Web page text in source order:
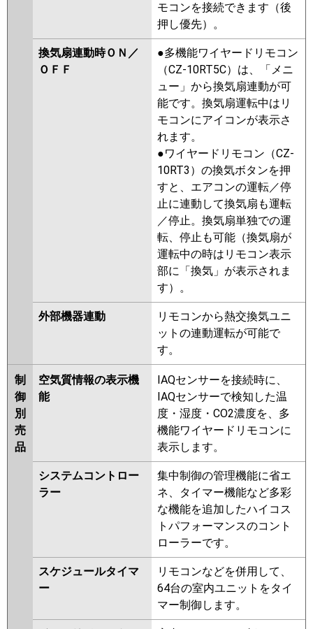
モコンを接続できます（後
押し優先）。
換気扇連動時ＯＮ／
ＯＦＦ
●多機能ワイヤードリモコン
（CZ-10RT5C）は、「メニ
ュー」から換気扇連動が可
能です。換気扇運転中はリ
モコンにアイコンが表示さ
れます。
●ワイヤードリモコン（CZ-
10RT3）の換気ボタンを押
すと、エアコンの運転／停
止に連動して換気扇も運転
／停止。換気扇単独での運
転、停止も可能（換気扇が
運転中の時はリモコン表示
部に「換気」が表示されま
す）。
外部機器連動
リモコンから熱交換気ユニ
ットの連動運転が可能で
す。
制
御
別
売
品
空気質情報の表示機
能
IAQセンサーを接続時に、
IAQセンサーで検知した温
度・湿度・CO2濃度を、多
機能ワイヤードリモコンに
表示します。
システムコントロー
ラー
集中制御の管理機能に省エ
ネ、タイマー機能など多彩
な機能を追加したハイコス
トパフォーマンスのコント
ローラーです。
スケジュールタイマ
ー
リモコンなどを併用して、
64台の室内ユニットをタイ
マー制御します。